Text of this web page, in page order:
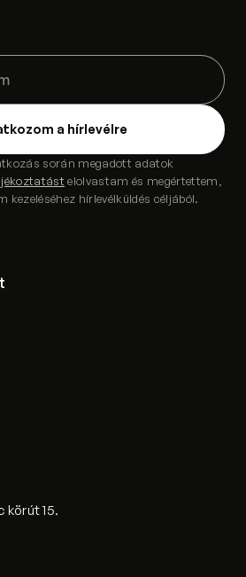
körút 15.
során megadott adatok
elolvastam és megértettem,
hírlevélküldés céljából.